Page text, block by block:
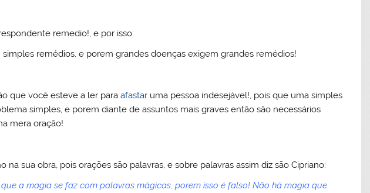
remedio!, e por isso:
remédios, e porem grandes doenças exigem grandes remédios!
que você esteve a ler paraafastar uma pessoa indesejável!, pois que uma simples
simples, e porem diante de assuntos mais graves então são necessários
mera oração!
na sua obra, pois orações são palavras, e sobre palavras assim diz são Cipriano:
a magia se faz com palavras mágicas, porem isso é falso! Não há magia que